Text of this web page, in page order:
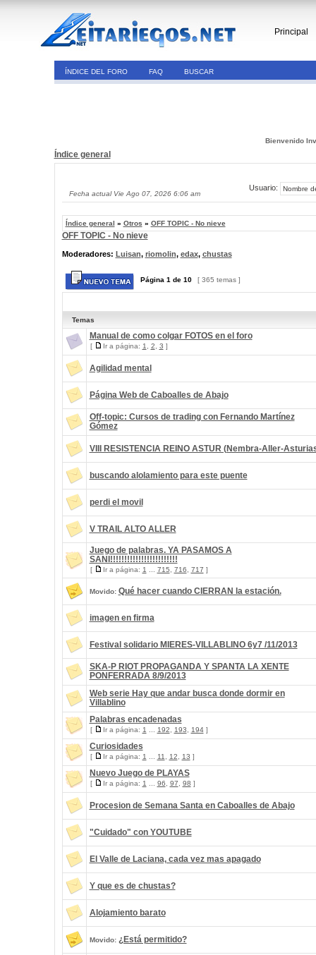
Principal
ÍNDICE DEL FORO FAQ BUSCAR
Bienvenido
Índice general
Fecha actual Vie Ago 07, 2026 6:06 am
Usuario:
Índice general » Otros » OFF TOPIC - No nieve
OFF TOPIC - No nieve
Moderadores: Luisan, riomolin, edax, chustas
Página 1 de 10 [ 365 temas ]
Temas
Manual de como colgar FOTOS en el foro
[ Ir a página: 1 2 3 ]
Agilidad mental
Página Web de Caboalles de Abajo
Off-topic: Cursos de trading con Fernando Martínez
Gómez
VIII RESISTENCIA REINO ASTUR (Nembra-Aller-
buscando alolamiento para este puente
perdi el movil
V TRAIL ALTO ALLER
Juego de palabras. YA PASAMOS A
SANI!!!!!!!!!!!!!!!!!!!!!!!!
[ Ir a página: 1 715 716 717 ]
Movido: Qué hacer cuando CIERRAN la estación.
imagen en firma
Festival solidario MIERES-VILLABLINO 6y7 /11/2013
SKA-P RIOT PROPAGANDA Y SPANTA LA XENTE
PONFERRADA 8/9/2013
Web serie Hay que andar busca donde dormir en
Villablino
Palabras encadenadas
[ Ir a página: 1 192 193 194]
Curiosidades
[ Ir a página: 1 11 12 13 ]
Nuevo Juego de PLAYAS
[ Ir a página: 1 96 97 98 ]
Procesion de Semana Santa en Caboalles de Abajo
"Cuidado" con YOUTUBE
El Valle de Laciana, cada vez mas apagado
Y que es de chustas?
Alojamiento barato
Movido: ¿Está permitido?